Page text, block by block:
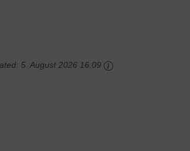
5. August 2026 16:09